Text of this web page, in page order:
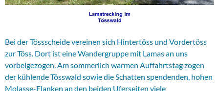
Bei der Tössscheide vereinen sich Hintertöss und Vordertöss
zur Töss. Dort ist eine Wandergruppe mit Lamas an uns
vorbeigezogen. Am sommerlich warmen Auffahrtstag zogen
der kühlende Tösswald sowie die Schatten spendenden, hohen
Molasse-Flanken an den beiden Uferseiten viele